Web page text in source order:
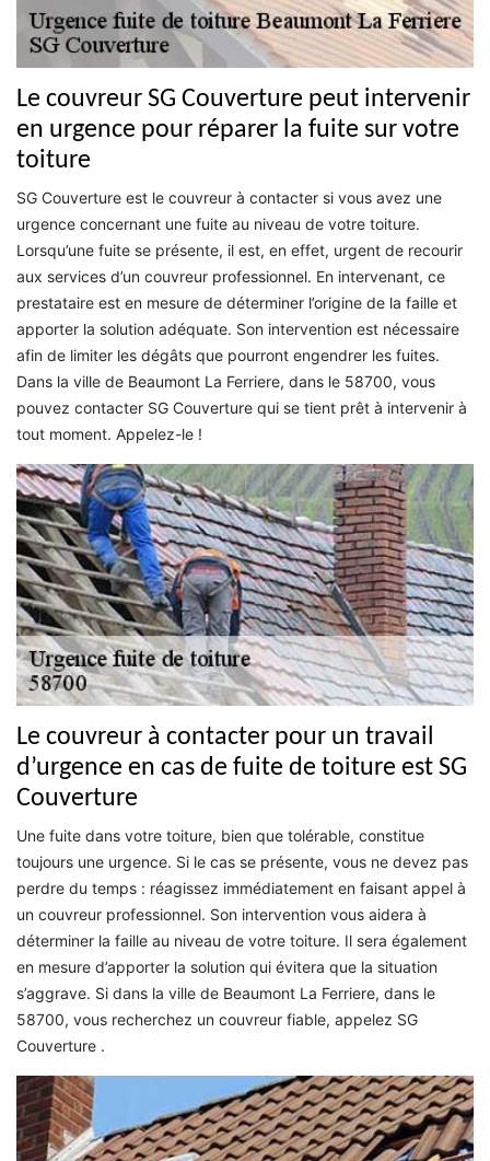
Le couvreur SG Couverture peut intervenir
en urgence pour réparer la fuite sur votre
toiture
SG Couverture est le couvreur à contacter si vous avez une
urgence concernant une fuite au niveau de votre toiture.
Lorsqu’une fuite se présente, il est, en effet, urgent de recourir
aux services d’un couvreur professionnel. En intervenant, ce
prestataire est en mesure de déterminer l’origine de la faille et
apporter la solution adéquate. Son intervention est nécessaire
afin de limiter les dégâts que pourront engendrer les fuites.
Dans la ville de Beaumont La Ferriere, dans le 58700, vous
pouvez contacter SG Couverture qui se tient prêt à intervenir à
tout moment. Appelez-le !
Le couvreur à contacter pour un travail
d’urgence en cas de fuite de toiture est SG
Couverture
Une fuite dans votre toiture, bien que tolérable, constitue
toujours une urgence. Si le cas se présente, vous ne devez pas
perdre du temps : réagissez immédiatement en faisant appel à
un couvreur professionnel. Son intervention vous aidera à
déterminer la faille au niveau de votre toiture. Il sera également
en mesure d’apporter la solution qui évitera que la situation
s’aggrave. Si dans la ville de Beaumont La Ferriere, dans le
58700, vous recherchez un couvreur fiable, appelez SG
Couverture .